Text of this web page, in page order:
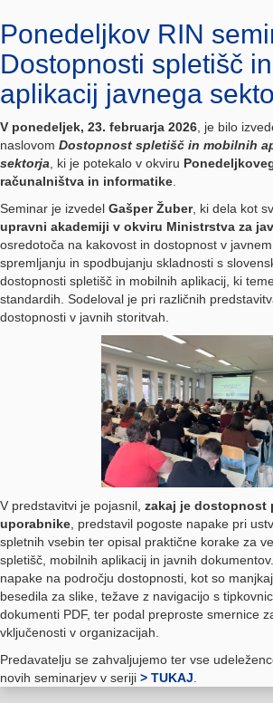
Ponedeljkov RIN
Dostopnosti spletišč
aplikacij javnega
V ponedeljek, 23. februarja 2026 , je bilo
naslovom Dostopnost spletišč in mobilnih
sektorja , ki je potekalo v okviru
računalništva in informatike
Seminar je izvedel Gašper Žuber, ki dela kot
upravni akademiji v okviru Ministrstva za
osredotoča na kakovost in dostopnost v
spremljanju in spodbujanju skladnosti s
dostopnosti spletišč in mobilnih aplikacij, ki
standardih. Sodeloval je pri različnih
dostopnosti v javnih storitvah.
V predstavitvi je pojasnil, zakaj je dostopnost
uporabnike , predstavil pogoste napake pri
spletnih vsebin ter opisal praktične korake za
spletišč, mobilnih aplikacij in javnih
napake na področju dostopnosti, kot so
besedila za slike, težave z navigacijo s
dokumenti PDF, ter podal preproste smernice
vključenosti v organizacijah.
Predavatelju se zahvaljujemo ter vse
novih seminarjev v seriji > TUKAJ